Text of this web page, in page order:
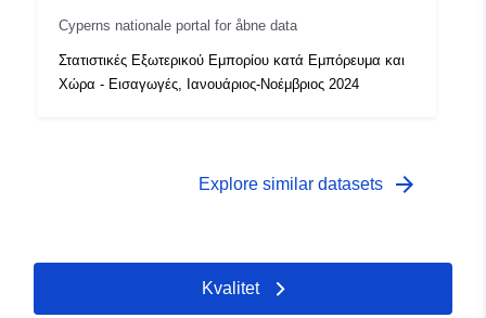
Cyperns nationale portal for åbne data
Στατιστικές Εξωτερικού Εμπορίου κατά Εμπόρευμα και
Χώρα - Εισαγωγές, Ιανουάριος-Νοέμβριος 2024
Explore similar datasets arrow_forward
Kvalitet